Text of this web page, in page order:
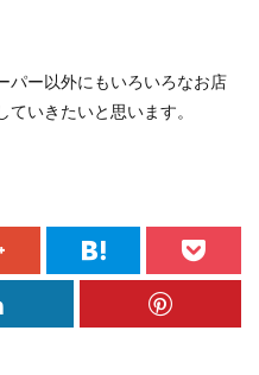
パー以外にもいろいろなお店
いきたいと思います。